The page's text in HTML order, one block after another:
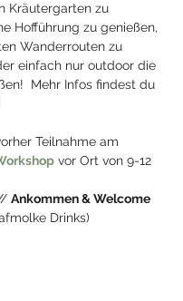
Kräutergarten zu
Hofführung zu genießen,
Wanderrouten zu
einfach nur outdoor die
Mehr Infos findest du
Teilnahme am
vor Ort von 9-12
Ankommen & Welcome
Drinks)